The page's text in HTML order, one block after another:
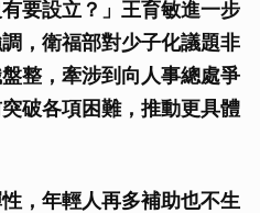
要設立？」王育敏進一步
，衛福部對少子化議題非
整，牽涉到向人事總處爭
破各項困難，推動更具體
，年輕人再多補助也不生